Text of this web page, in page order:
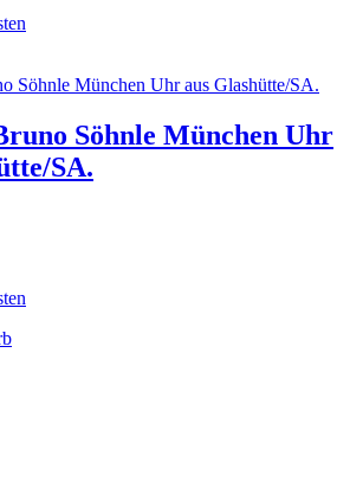
Söhnle München Uhr
SA.